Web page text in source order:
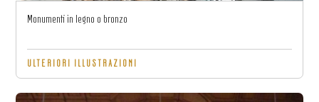
Monumenti in legno o bronzo
ULTERIORI ILLUSTRAZIONI